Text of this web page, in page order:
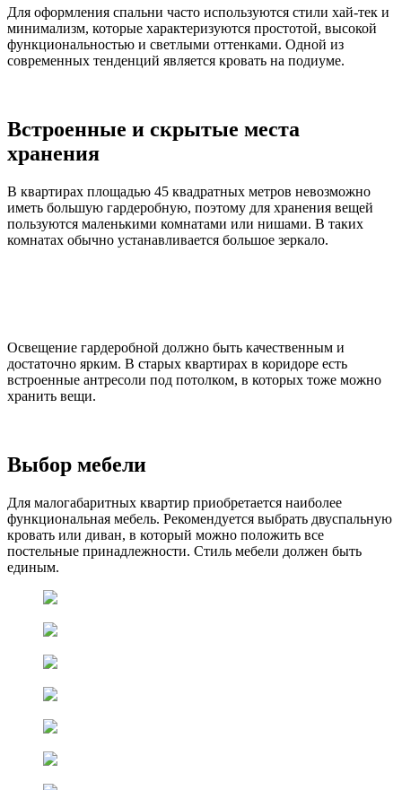
Для оформления спальни часто используются стили хай-тек и
минимализм, которые характеризуются простотой, высокой
функциональностью и светлыми оттенками. Одной из
современных тенденций является кровать на подиуме.
Встроенные и скрытые места
хранения
В квартирах площадью 45 квадратных метров невозможно
иметь большую гардеробную, поэтому для хранения вещей
пользуются маленькими комнатами или нишами. В таких
комнатах обычно устанавливается большое зеркало.
Освещение гардеробной должно быть качественным и
достаточно ярким. В старых квартирах в коридоре есть
встроенные антресоли под потолком, в которых тоже можно
хранить вещи.
Выбор мебели
Для малогабаритных квартир приобретается наиболее
функциональная мебель. Рекомендуется выбрать двуспальную
кровать или диван, в который можно положить все
постельные принадлежности. Стиль мебели должен быть
единым.